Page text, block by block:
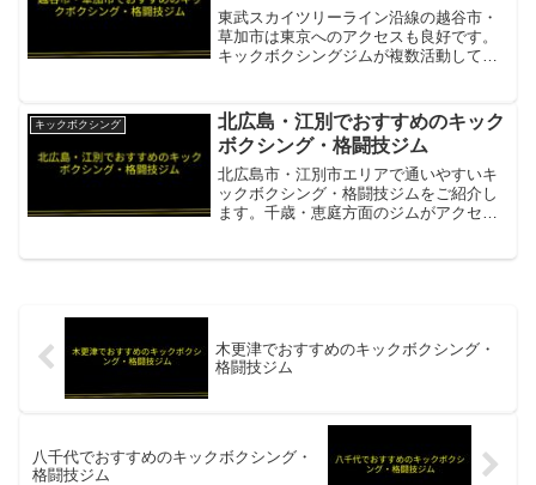
東武スカイツリーライン沿線の越谷市・
草加市は東京へのアクセスも良好です。
キックボクシングジムが複数活動してお
（SMILEKICK）越谷・草加エリアのキッ
クボクシングジム・初心...
キックボクシング
北広島・江別でおすすめのキック
ボクシング・格闘技ジム
北広島市・江別市エリアで通いやすいキ
ックボクシング・格闘技ジムをご紹介し
ます。千歳・恵庭方面のジムがアクセス
木更津でおすすめのキックボクシング・
格闘技ジム
八千代でおすすめのキックボクシング・
格闘技ジム